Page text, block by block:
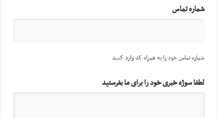
شماره تماس
شماره تماس خود را به همراه کد وارد کنید
لطفا سوژه خبری خود را برای ما بفرستید